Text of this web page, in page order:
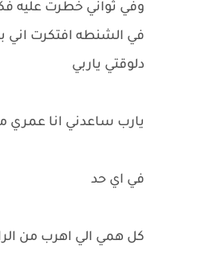
وفي ثواني خطرت عليه
في الشنطه افتكرت اني
دلوقتي ياربي
يارب ساعدني انا
في اي حد
كل همي الي اهرب من